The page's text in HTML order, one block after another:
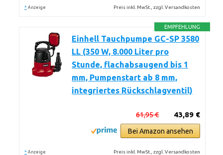
* Anzeige Preis inkl. MwSt., zzgl. Versandkosten
EMPFEHLUNG
Einhell Tauchpumpe GC-SP 3580
LL (350 W, 8.000 Liter pro
Stunde, flachabsaugend bis 1
mm, Pumpenstart ab 8 mm,
integriertes Rückschlagventil)
43,89 €
61,95 €
Bei Amazon ansehen
* Anzeige Preis inkl. MwSt., zzgl. Versandkosten